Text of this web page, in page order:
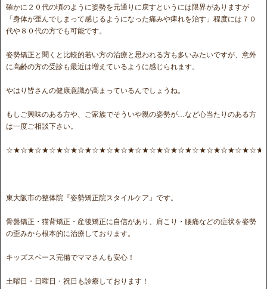
確かに２０代の頃のように姿勢を元通りに戻すというには限界がありますが
「身体が歪んでしまって感じるようになった痛みや痺れを治す」程度には７０
代や８０代の方でも可能です。
姿勢矯正と聞くと比較的若い方の治療と思われる方も多いみたいですが、意外
に高齢の方の受診も最近は増えているように感じられます。
やはり皆さんの健康意識が高まっているんでしょうね。
もしご興味のある方や、ご家族でそういや親の姿勢が…など心当たりのある方
は一度ご相談下さい。
東大阪市の整体院『姿勢矯正院スタイルケア』です。
骨盤矯正・猫背矯正・産後矯正に自信があり、肩こり・腰痛などの症状を姿勢
の歪みから根本的に治療しております。
キッズスペース完備でママさんも安心！
土曜日・日曜日・祝日も診療しております！